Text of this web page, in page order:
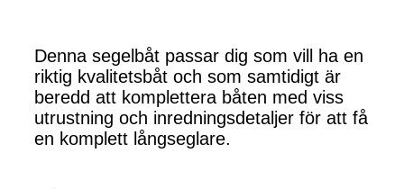
Denna segelbåt passar dig som vill ha en
riktig kvalitetsbåt och som samtidigt är
beredd att komplettera båten med viss
utrustning och inredningsdetaljer för att få
en komplett långseglare.